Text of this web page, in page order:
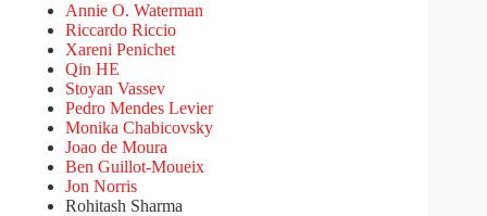
Annie O. Waterman
Riccardo Riccio
Xareni Penichet
Qin HE
Stoyan Vassev
Pedro Mendes Levier
Monika Chabicovsky
Joao de Moura
Ben Guillot-Moueix
Jon Norris
Rohitash Sharma